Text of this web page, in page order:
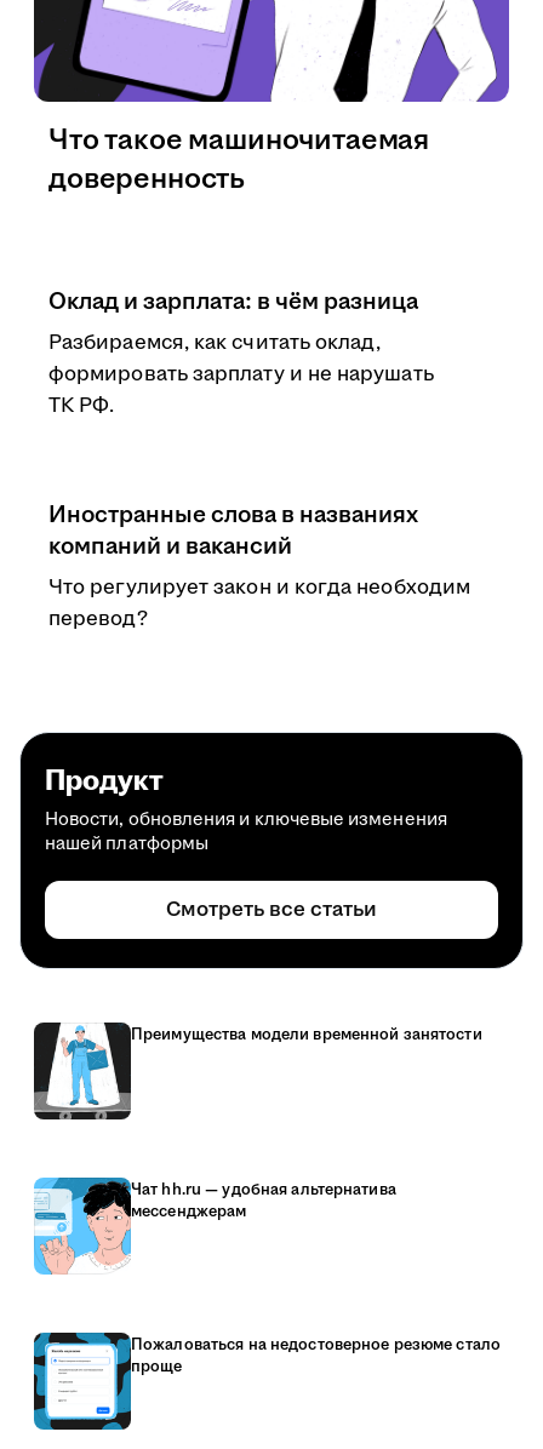
Оклад и зарплата: в чём разница
Разбираемся, как считать оклад,
формировать зарплату и не нарушать
ТК РФ.
Иностранные слова в названиях
компаний и вакансий
Что регулирует закон и когда необходим
перевод?
Что такое машиночитаемая
доверенность
Продукт
Новости, обновления и ключевые изменения
нашей платформы
Смотреть все статьи
Преимущества модели временной занятости
Чат hh.ru — удобная альтернатива
мессенджерам
Пожаловаться на недостоверное резюме стало
проще